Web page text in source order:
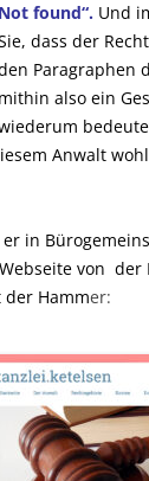
Not found“. Und
dass der
Paragraphen
mithin also ein
Anwalt
in
von der
Hammer: